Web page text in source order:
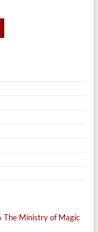
Ministry of Magic